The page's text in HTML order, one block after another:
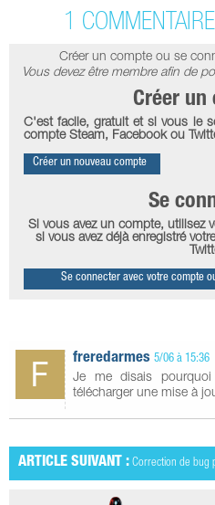
1 COMMENTAIRE
Créer un compte ou se
Vous devez être membre afin de
Créer un
C'est facile, gratuit et si vous le
compte Steam, Facebook ou
Créer un nouveau compte
Se
Si vous avez un compte, utilisez
si vous avez déjà enregistré
Se connecter avec votre compte
freredarmes 5/06 à 15:36
Je me disais
télécharger une mise à
ARTICLE SUIVANT : Correction de bug